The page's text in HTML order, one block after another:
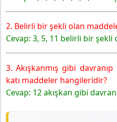
2. Belirli bir şekli olan
Cevap: 3, 5, 11 belirli bir
3. Akışkanmış gibi
katı maddeler hangileridir?
Cevap: 12 akışkan gibi